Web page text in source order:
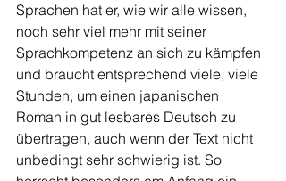
Sprachen hat er, wie wir alle wissen,
noch sehr viel mehr mit seiner
Sprachkompetenz an sich zu kämpfen
und braucht entsprechend viele, viele
Stunden, um einen japanischen
Roman in gut lesbares Deutsch zu
übertragen, auch wenn der Text nicht
unbedingt sehr schwierig ist. So